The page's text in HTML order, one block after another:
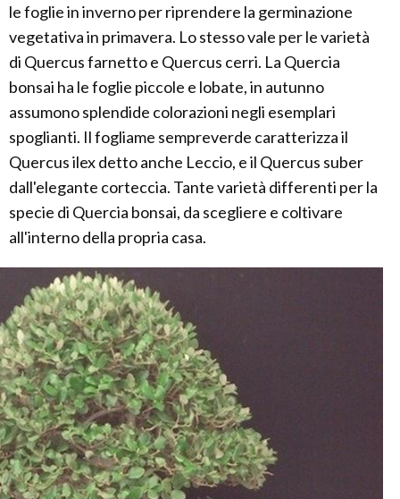
le foglie in inverno per riprendere la germinazione
vegetativa in primavera. Lo stesso vale per le varietà
di Quercus farnetto e Quercus cerri. La Quercia
bonsai ha le foglie piccole e lobate, in autunno
assumono splendide colorazioni negli esemplari
spoglianti. Il fogliame sempreverde caratterizza il
Quercus ilex detto anche Leccio, e il Quercus suber
dall'elegante corteccia. Tante varietà differenti per la
specie di Quercia bonsai, da scegliere e coltivare
all'interno della propria casa.